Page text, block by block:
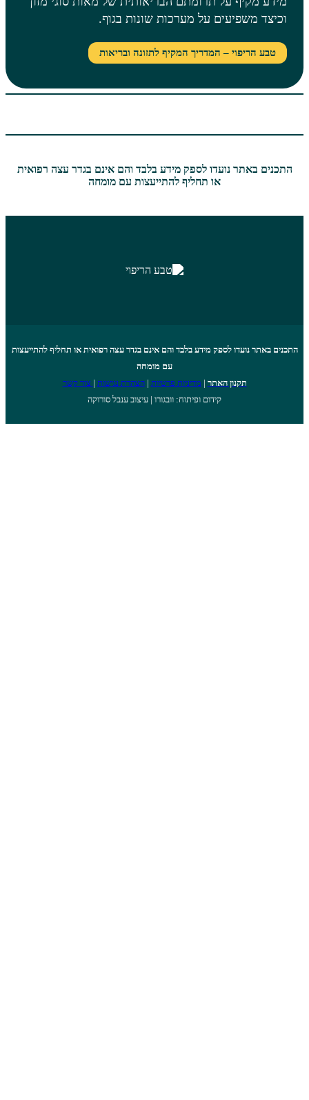
על מערכות שונות בגוף.
– המדריך המקיף לתזונה ובריאות
לספק מידע בלבד והם אינם בגדר עצה רפואית
או תחליף להתייעצות עם מומחה
מידע בלבד והם אינם בגדר עצה רפואית או תחליף להתייעצות
מדיניות פרטיות |הצהרת נגישות|צור קשר
קידום ופיתוח: וובגורו | עיצוב ענבל סורוקה